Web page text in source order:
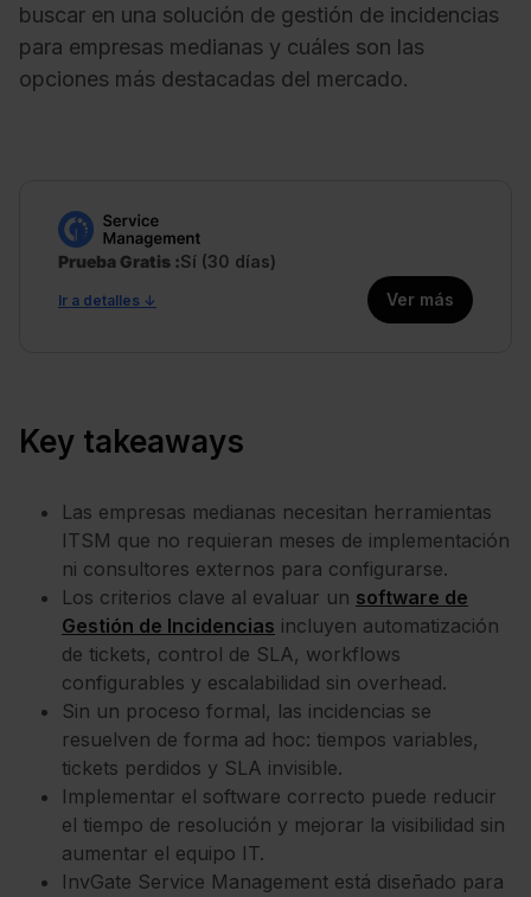
buscar en una solución de gestión de incidencias
para empresas medianas y cuáles son las
opciones más destacadas del mercado.
Prueba Gratis Sí (30 días)
Ir a detalles ↓ Ver más
Key takeaways
Las empresas medianas necesitan herramientas
ITSM que no requieran meses de implementación
ni consultores externos para configurarse.
Los criterios clave al evaluar un software de
Gestión de Incidencias incluyen automatización
de tickets, control de SLA, workflows
configurables y escalabilidad sin overhead.
Sin un proceso formal, las incidencias se
resuelven de forma ad hoc: tiempos variables,
tickets perdidos y SLA invisible.
Implementar el software correcto puede reducir
el tiempo de resolución y mejorar la visibilidad sin
aumentar el equipo IT.
InvGate Service Management está diseñado para